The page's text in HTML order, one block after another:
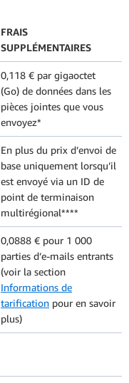
FRAIS
SUPPLÉMENTAIRES
0,118 € par gigaoctet
(Go) de données dans les
pièces jointes que vous
envoyez*
En plus du prix d’envoi de
base uniquement lorsqu’il
est envoyé via un ID de
point de terminaison
multirégional****
0,0888 € pour 1 000
parties d’e-mails entrants
(voir la section
Informations de
tarification pour en savoir
plus)